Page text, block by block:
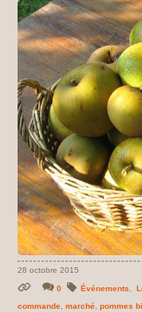
28 octobre 2015
0 Événements,
commande,marché,pommes